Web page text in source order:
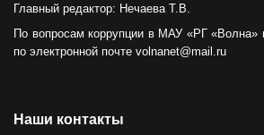
Главный редактор: Нечаева Т.В.
По вопросам коррупции в МАУ «РГ «Волна»
по электронной почте volnanet@mail.ru
Наши контакты